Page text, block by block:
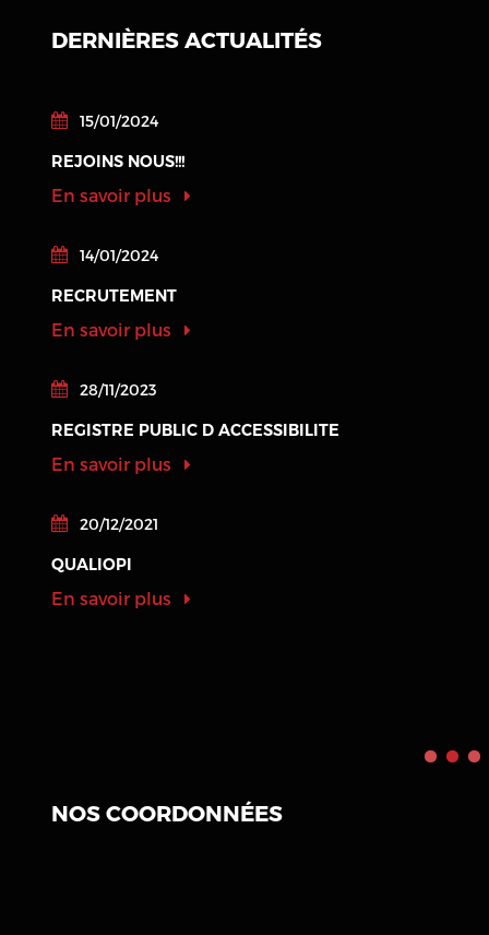
DERNIÈRES ACTUALITÉS
15/01/2024
REJOINS NOUS!!!
En savoir plus
14/01/2024
RECRUTEMENT
En savoir plus
28/11/2023
REGISTRE PUBLIC D ACCESSIBILITE
En savoir plus
20/12/2021
QUALIOPI
En savoir plus
NOS COORDONNÉES